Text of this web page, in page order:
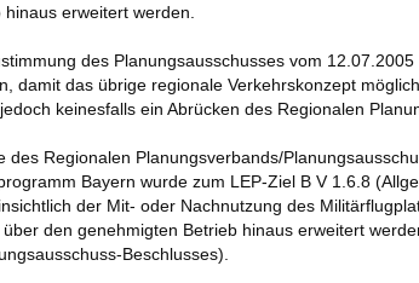
erweitert werden.
des Planungsausschusses vom
damit das übrige regionale Verkehrskonzept
keinesfalls ein Abrücken des Regionalen
des Regionalen Planungsverbands/
Bayern wurde zum LEP-Ziel B V 1.6.8
der Mit- oder Nachnutzung des
den genehmigten Betrieb hinaus erweitert
Beschlusses).